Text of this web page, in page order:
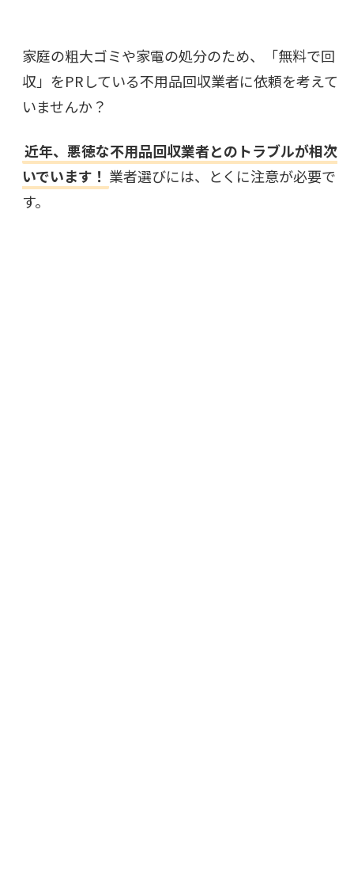
家庭の粗大ゴミや家電の処分のため、「無料で回
収」をPRしている不用品回収業者に依頼を考えて
いませんか？
近年、悪徳な不用品回収業者とのトラブルが相次
いでいます！ 業者選びには、とくに注意が必要で
す。